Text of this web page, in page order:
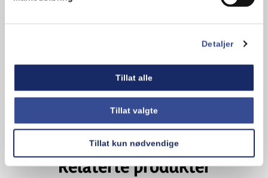
Detaljer
Tillat alle
Tillat valgte
Tillat kun nødvendige
Relaterte produkter